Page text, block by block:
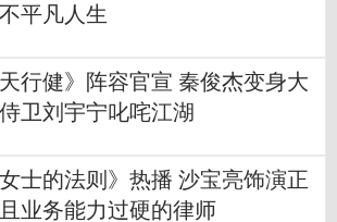
平凡人生
天行健》阵容官宣 秦俊杰变身大
卫刘宇宁叱咤江湖
女士的法则》热播 沙宝亮饰演正
业务能力过硬的律师